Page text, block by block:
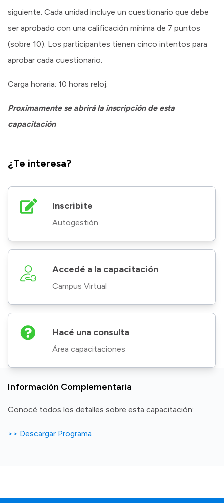
siguiente. Cada unidad incluye un cuestionario que debe
ser aprobado con una calificación mínima de 7 puntos
(sobre 10). Los participantes tienen cinco intentos para
aprobar cada cuestionario.
Carga horaria: 10 horas reloj.
Proximamente se abrirá la inscripción de esta
capacitación
¿Te interesa?
Inscribite
Autogestión
Accedé a la capacitación
Campus Virtual
Hacé una consulta
Área capacitaciones
Información Complementaria
Conocé todos los detalles sobre esta capacitación:
>> Descargar Programa